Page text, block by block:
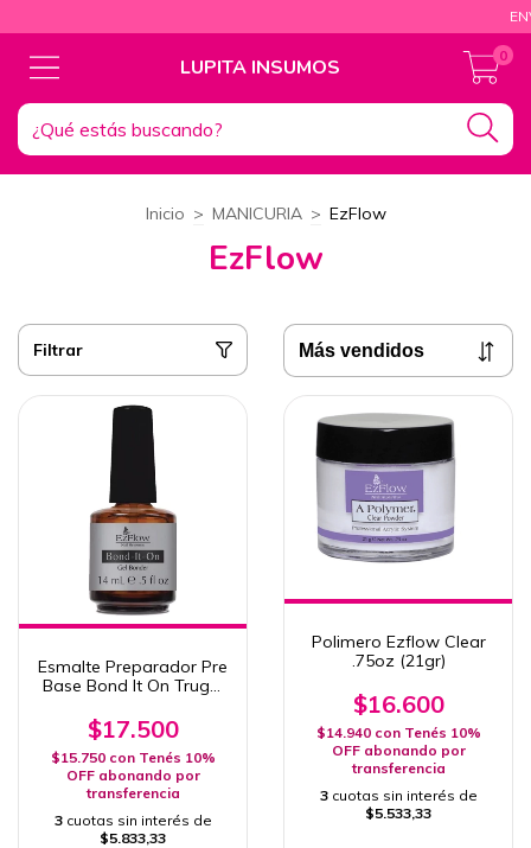
ENVÍOS A
LUPITA INSUMOS 0
Inicio > MANICURIA > EzFlow
EzFlow
Filtrar
Esmalte Preparador Pre
Base Bond It On Trugel
$17.500
$15.750 con Tenés 10%
OFF abonando por
transferencia
3 cuotas sin interés de
$5.833,33
Polimero Ezflow Clear
.75oz (21gr)
$16.600
$14.940 con Tenés 10%
OFF abonando por
transferencia
3 cuotas sin interés de
$5.533,33